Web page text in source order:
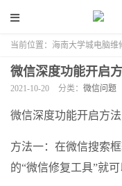
当前位置： 海南大学城电脑维
微信深度功能开启
2021-10-20 分类： 微信问题
微信深度功能开启方法
方法一：在微信搜索
的“微信修复工具”就可